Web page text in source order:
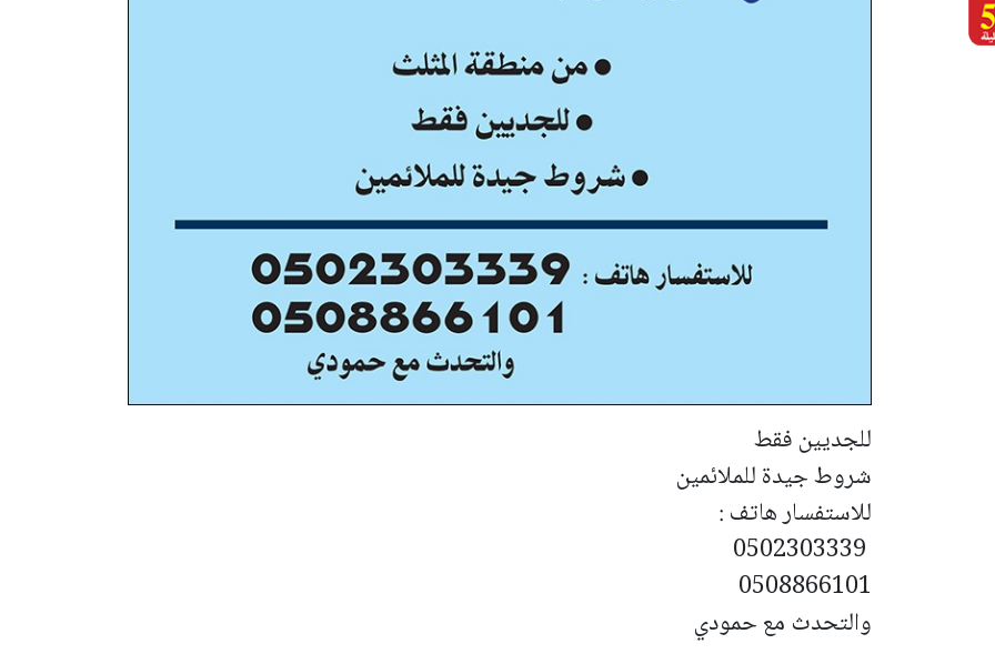
للجديين فقط
شروط جيدة للملائمين
للاستفسار هاتف :
0508866101
والتحدث مع حمودي